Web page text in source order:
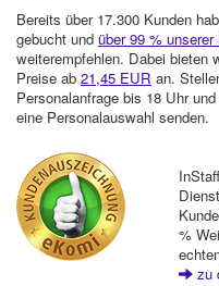
Bereits über 17.300 Kunden
gebucht und über 99 % unserer
weiterempfehlen. Dabei bieten
Preise ab 21,45 EUR an.
Personalanfrage bis 18 Uhr
eine Personalauswahl senden.
%
zu